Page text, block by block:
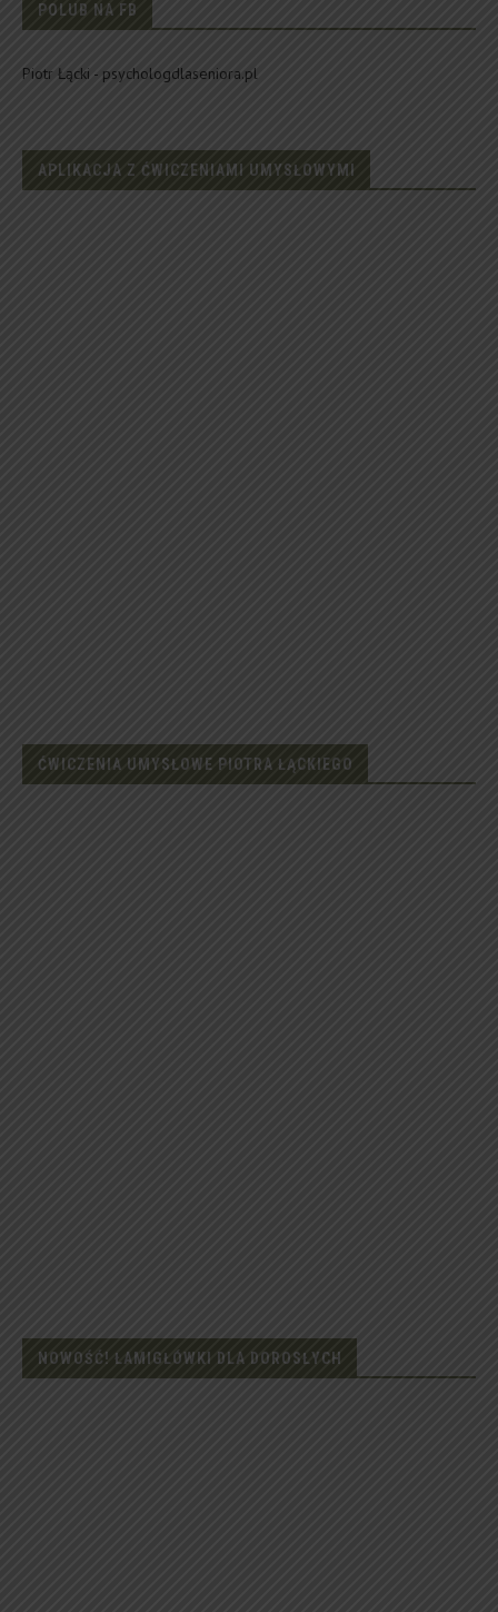
POLUB NA FB
Piotr Łącki - psychologdlaseniora.pl
APLIKACJA Z ĆWICZENIAMI UMYSŁOWYMI
ĆWICZENIA UMYSŁOWE PIOTRA ŁĄCKIEGO
NOWOŚĆ! ŁAMIGŁÓWKI DLA DOROSŁYCH